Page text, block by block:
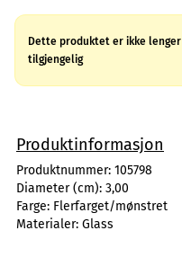
Dette produktet er ikke lenger
tilgjengelig
Produktinformasjon
Produktnummer: 105798
Diameter (cm): 3,00
Farge: Flerfarget/mønstret
Materialer: Glass